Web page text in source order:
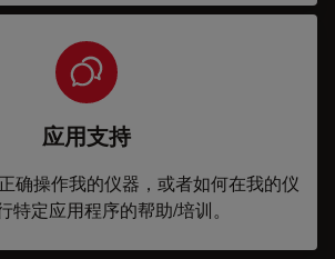
应用支持
确操作我的仪器，或者如何在我的仪
特定应用程序的帮助/培训。